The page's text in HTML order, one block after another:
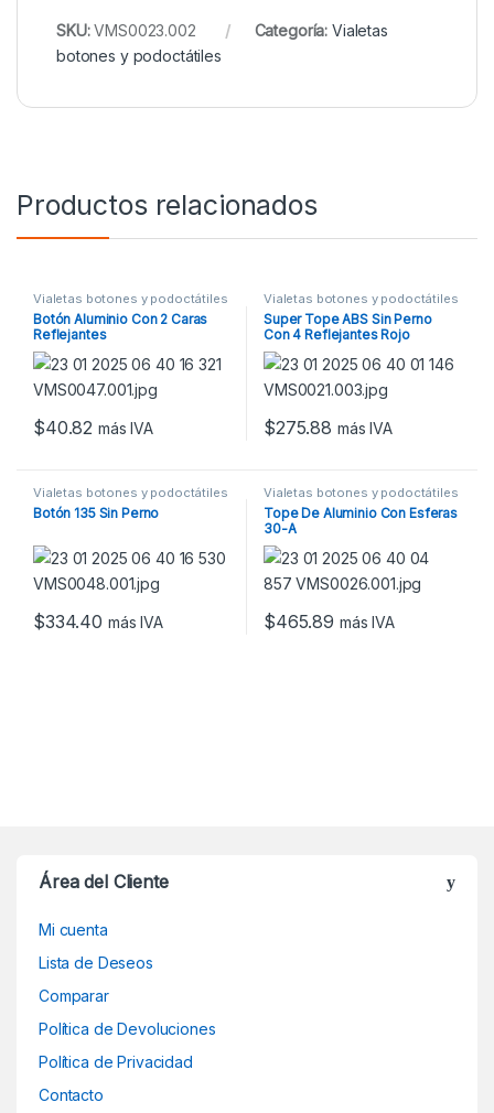
SKU:VMS0023.002 Categoría: Vialetas
botones y podoctátiles
Productos relacionados
Vialetas botones y podoctátiles
Botón Aluminio Con 2 Caras
Reflejantes
$40.82 más IVA
Vialetas botones y podoctátiles
Super Tope ABS Sin Perno
Con 4 Reflejantes Rojo
$275.88 más IVA
Vialetas botones y podoctátiles
Botón 135 Sin Perno
$334.40 más IVA
Vialetas botones y podoctátiles
Tope De Aluminio Con Esferas
30-A
$465.89 más IVA
Área del Cliente
Mi cuenta
Lista de Deseos
Comparar
Política de Devoluciones
Política de Privacidad
Contacto